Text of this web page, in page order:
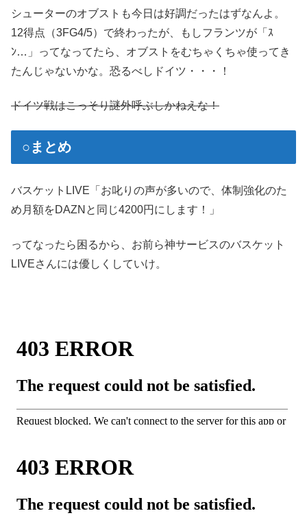
シューターのオブストも今日は好調だったはずなんよ。
12得点（3FG4/5）で終わったが、もしフランツが「ｽ
ﾝ…」ってなってたら、オブストをむちゃくちゃ使ってき
たんじゃないかな。恐るべしドイツ・・・！
ドイツ戦はこっそり謎外呼ぶしかねえな！
○まとめ
バスケットLIVE「お叱りの声が多いので、体制強化のた
め月額をDAZNと同じ4200円にします！」
ってなったら困るから、お前ら神サービスのバスケット
LIVEさんには優しくしていけ。